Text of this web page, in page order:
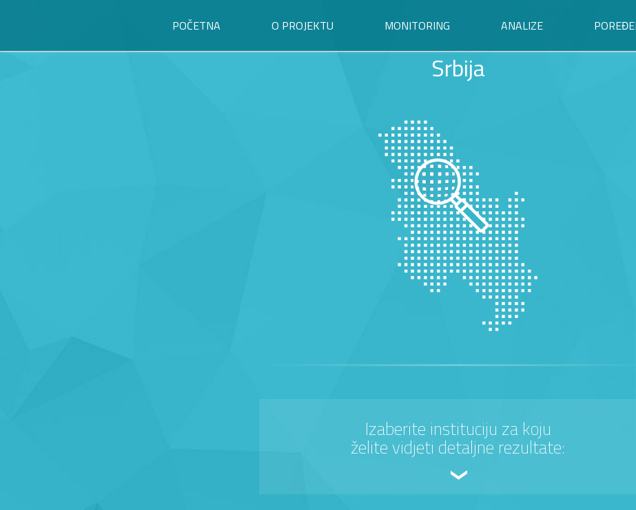
POČETNA O PROJEKTU MONITORING ANALIZE
Srbija
Izaberite instituciju za koju
želite vidjeti detaljne rezultate: